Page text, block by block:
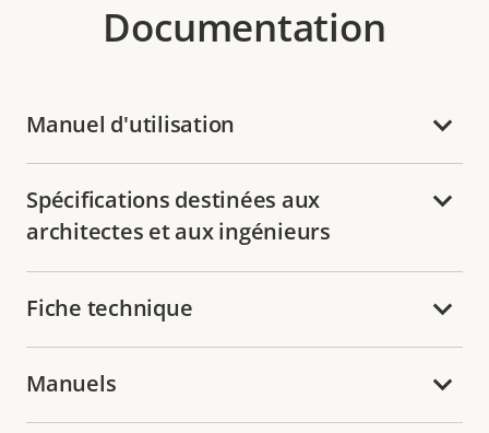
Documentation
Manuel d'utilisation
Spécifications destinées aux
architectes et aux ingénieurs
Fiche technique
Manuels